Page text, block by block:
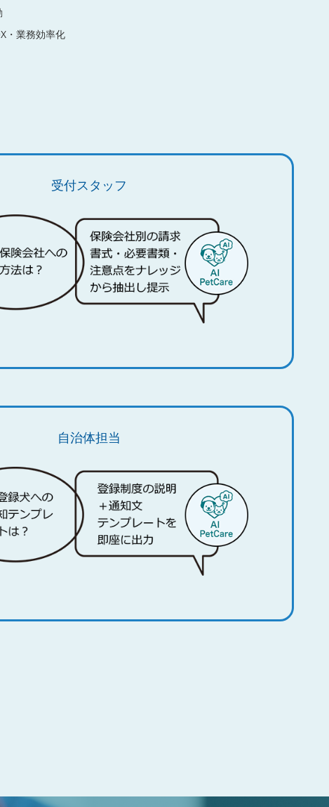
・業務効率化
受付スタッフ
自治体担当